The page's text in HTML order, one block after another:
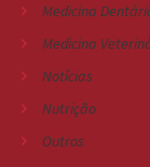
Medicina
Medicina
Notícias
Nutrição
Outros